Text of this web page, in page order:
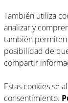
También utiliza
analizar y
también
posibilidad de
compartir
Estas cookies se
consentimiento.